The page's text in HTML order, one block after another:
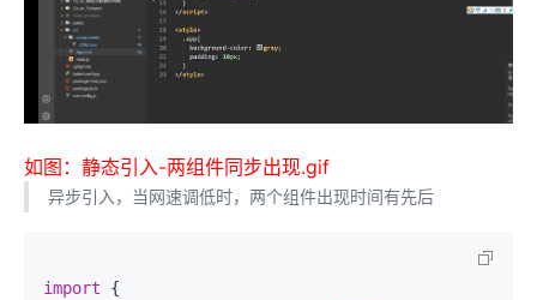
如图：静态引入-两组件同步出现.gif
异步引入，当网速调低时，两个组件出现时间有先后
import {